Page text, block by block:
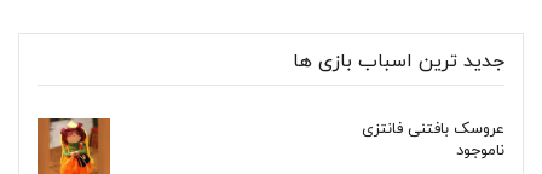
جدید ترین اسباب بازی ها
عروسک بافتنی فانتزی
ناموجود